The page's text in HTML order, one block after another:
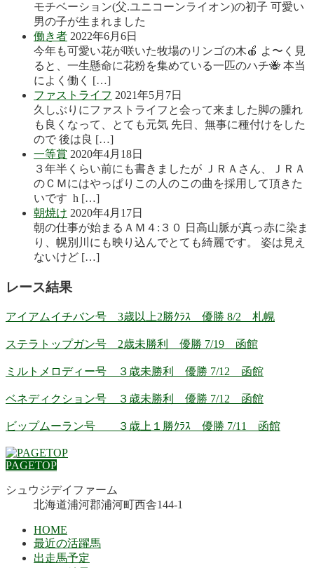
モチベーション(父.ユニコーンライオン)の初子 可愛い
男の子が生まれました
働き者 2022年6月6日
今年も可愛い花が咲いた牧場のリンゴの木🍎 よ〜く見
ると、一生懸命に花粉を集めている一匹のハチ🐝 本当
によく働く […]
ファストライフ 2021年5月7日
久しぶりにファストライフと会って来ました脚の腫れ
も良くなって、とても元気 先日、無事に種付けをした
ので 後は良 […]
一等賞 2020年4月18日
３年半くらい前にも書きましたが ＪＲＡさん、ＪＲＡ
のＣＭにはやっぱりこの人のこの曲を採用して頂きた
いです h […]
朝焼け 2020年4月17日
朝の仕事が始まるＡＭ４:３０ 日高山脈が真っ赤に染ま
り、幌別川にも映り込んでとても綺麗です。 姿は見え
ないけど […]
レース結果
アイアムイチバン号 3歳以上2勝ｸﾗｽ 優勝 8/2 札幌
ステラトップガン号 2歳未勝利 優勝 7/19 函館
ミルトメロディー号 ３歳未勝利 優勝 7/12 函館
ベネディクション号 ３歳未勝利 優勝 7/12 函館
ビップムーラン号 ３歳上１勝ｸﾗｽ 優勝 7/11 函館
PAGETOP
シュウジデイファーム
北海道浦河郡浦河町西舎144-1
HOME
最近の活躍馬
出走馬予定